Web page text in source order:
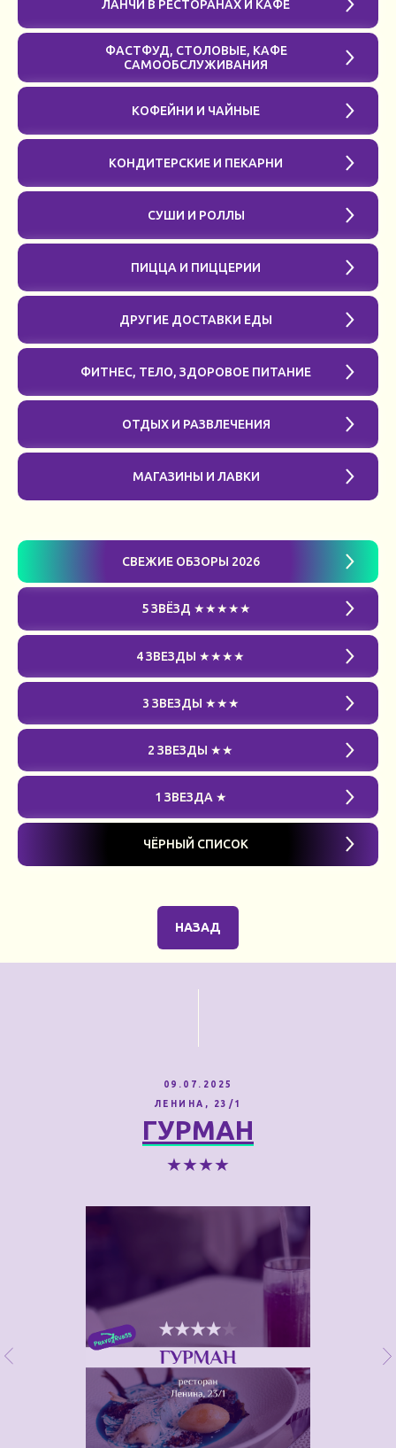
ЛАНЧИ В РЕСТОРАНАХ И КАФЕ
ФАСТФУД, СТОЛОВЫЕ, КАФЕ
САМООБСЛУЖИВАНИЯ
КОФЕЙНИ И ЧАЙНЫЕ
КОНДИТЕРСКИЕ И ПЕКАРНИ
СУШИ И РОЛЛЫ
ПИЦЦА И ПИЦЦЕРИИ
ДРУГИЕ ДОСТАВКИ ЕДЫ
ФИТНЕС, ТЕЛО, ЗДОРОВОЕ ПИТАНИЕ
ОТДЫХ И РАЗВЛЕЧЕНИЯ
МАГАЗИНЫ И ЛАВКИ
СВЕЖИЕ ОБЗОРЫ 2026
5 ЗВЁЗД ★★★★★
4 ЗВЕЗДЫ ★★★★
3 ЗВЕЗДЫ ★★★
2 ЗВЕЗДЫ ★★
1 ЗВЕЗДА ★
ЧЁРНЫЙ СПИСОК
НАЗАД
09.07.2025
ЛЕНИНА, 23/1
ГУРМАН
★★★★